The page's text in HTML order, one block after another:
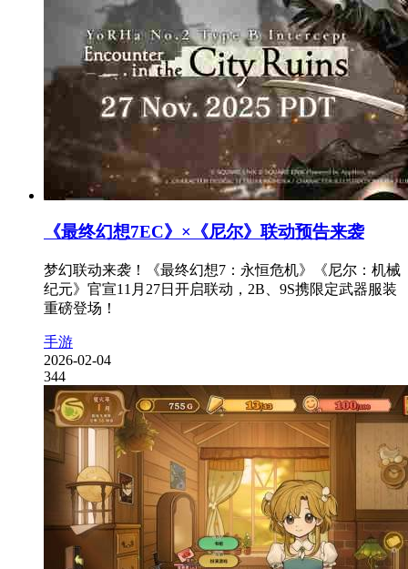
《最终幻想7EC》×《尼尔》联动预告来袭
梦幻联动来袭！《最终幻想7：永恒危机》《尼尔：机械
纪元》官宣11月27日开启联动，2B、9S携限定武器服装
重磅登场！
手游
2026-02-04
344